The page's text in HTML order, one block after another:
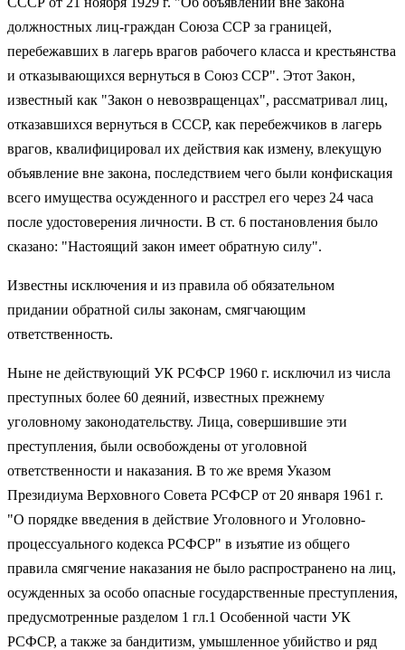
должностных лиц-граждан Союза ССР за границей,
перебежавших в лагерь врагов рабочего класса и крестьянства
и отказывающихся вернуться в Союз ССР". Этот Закон,
известный как "Закон о невозвращенцах", рассматривал лиц,
отказавшихся вернуться в СССР, как перебежчиков в лагерь
врагов, квалифицировал их действия как измену, влекущую
объявление вне закона, последствием чего были конфискация
всего имущества осужденного и расстрел его через 24 часа
после удостоверения личности. В ст. 6 постановления было
сказано: "Настоящий закон имеет обратную силу".
Известны исключения и из правила об обязательном
придании обратной силы законам, смягчающим
ответственность.
Ныне не действующий УК РСФСР 1960 г. исключил из числа
преступных более 60 деяний, известных прежнему
уголовному законодательству. Лица, совершившие эти
преступления, были освобождены от уголовной
ответственности и наказания. В то же время Указом
Президиума Верховного Совета РСФСР от 20 января 1961 г.
"О порядке введения в действие Уголовного и Уголовно-
процессуального кодекса РСФСР" в изъятие из общего
правила смягчение наказания не было распространено на лиц,
осужденных за особо опасные государственные преступления,
предусмотренные разделом 1 гл.1 Особенной части УК
РСФСР, а также за бандитизм, умышленное убийство и ряд